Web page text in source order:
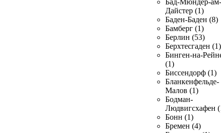
Бад-Мюндер-ам-
Дайстер (1)
Баден-Баден (8)
Бамберг (1)
Берлин (53)
Берхтесгаден (1)
Бинген-на-
(1)
Биссендорф (1)
Бланкенфельде-
Малов (1)
Бодман-
Людвигсхафен
Бонн (1)
Бремен (4)